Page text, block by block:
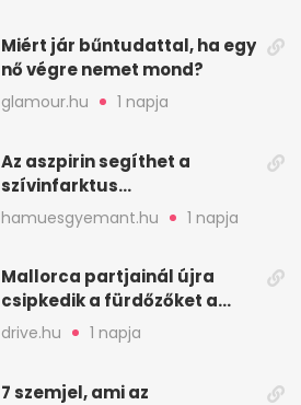
Miért jár bűntudattal, ha egy
nő végre nemet mond?
glamour.hu 1 napja
Az aszpirin segíthet a
szívinfarktus
megelőzésében, de nem
mindenkinek
hamuesgyemant.hu 1 napja
Mallorca partjainál újra
csipkedik a fürdőzőket a
halak a sekély vízben
drive.hu 1 napja
7 szemjel, ami az